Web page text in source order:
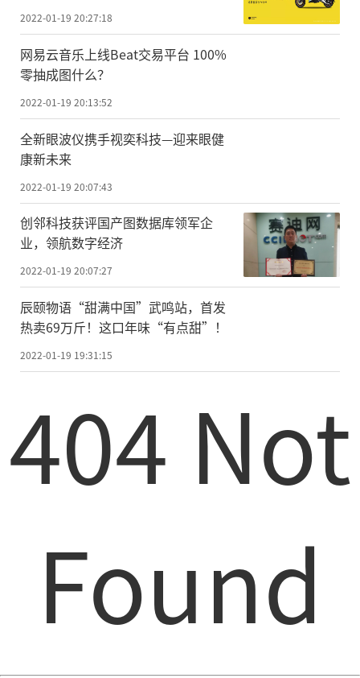
2022-01-19 20:27:18
网易云音乐上线Beat交易平台 100%
零抽成图什么？
2022-01-19 20:13:52
全新眼波仪携手视奕科技—迎来眼健
康新未来
2022-01-19 20:07:43
创邻科技获评国产图数据库领军企
业，领航数字经济
2022-01-19 20:07:27
​辰颐物语“甜满中国”武鸣站，首发
热卖69万斤！这口年味“有点甜”！
2022-01-19 19:31:15
404 Not
Found